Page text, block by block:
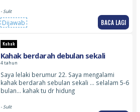
- Sulit
Dijawab BACA LAGI
Kahak
Kahak berdarah debulan sekali
4 tahun
Saya lelaki berumur 22. Saya mengalami
kahak berdarah sebulan sekali … selalam 5-6
bulan… kahak tu dr hidung
- Sulit